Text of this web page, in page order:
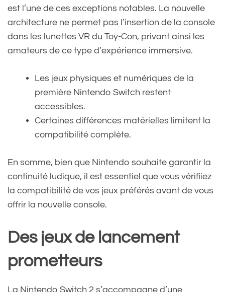
est l’une de ces exceptions notables. La nouvelle
architecture ne permet pas l’insertion de la console
dans les lunettes VR du Toy-Con, privant ainsi les
amateurs de ce type d’expérience immersive.
Les jeux physiques et numériques de la
première Nintendo Switch restent
accessibles.
Certaines différences matérielles limitent la
compatibilité complète.
En somme, bien que Nintendo souhaite garantir la
continuité ludique, il est essentiel que vous vérifiiez
la compatibilité de vos jeux préférés avant de vous
offrir la nouvelle console.
Des jeux de lancement
prometteurs
La Nintendo Switch 2 s’accompagne d’une